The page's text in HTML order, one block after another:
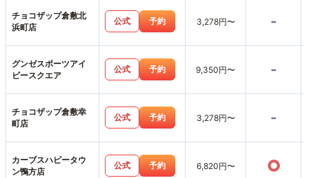
チョコザップ倉敷北
浜町店
公式 予約 3,278円〜 -
グンゼスポーツアイ
ビースクエア
公式 予約 9,350円〜 -
チョコザップ倉敷幸
町店
公式 予約 3,278円〜 -
カーブスハピータウ
ン鴨方店
公式 予約 6,820円〜 ○